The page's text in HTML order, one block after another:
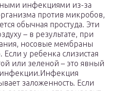
инфекциями из-за
против микробов,
обычная простуда. Эти
– в результате, при
носовые мембраны
у ребенка слизистая
или зеленой – это явный
инфекции.Инфекция
заложенность. Если